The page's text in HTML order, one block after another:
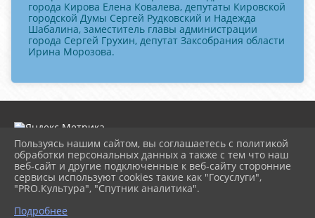
города Кирова Елена Ковалева, депутаты Кировской
городской Думы Сергей Рудковский и Надежда
Шабалина, заместитель главы администрации
города Сергей Грухин, депутат Заксобрания области
Ирина Морозова.
2026 г. dk-rossiya.ru
Вход
Карта сайта
Политика обработки персональных данных
Пользуясь нашим сайтом, вы соглашаетесь с политикой
обработки персональных данных а также с тем что наш
веб-сайт и другие подключенные к веб-сайту сторонние
сервисы используют cookies такие как "Госуслуги",
"PRO.Культура", "Спутник аналитика".
Подробнее